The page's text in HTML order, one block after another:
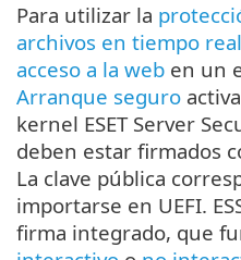
Para utilizar la
archivos en tiempo real
acceso a la web en un
Arranque seguro
kernel ESET Server
deben estar firmados
La clave pública
importarse en UEFI.
firma integrado, que